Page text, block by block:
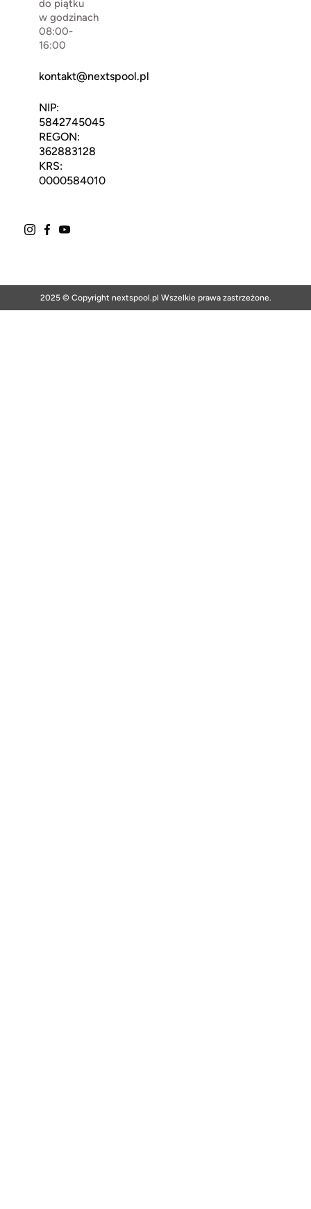
do piątku
w godzinach
08:00-
16:00
kontakt@nextspool.pl
NIP:
5842745045
REGON:
362883128
KRS:
0000584010